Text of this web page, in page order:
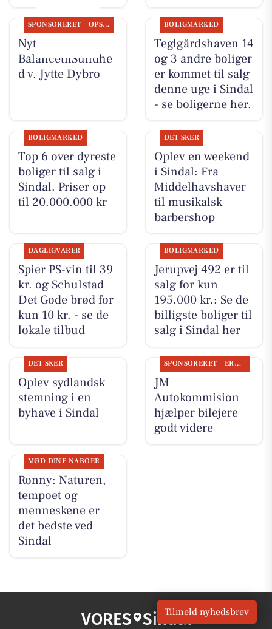
SPONSORERET OPSLAGSTAVLEN
Nyt fra
BalancetilSundhe
d v. Jytte Dybro
BOLIGMARKED
Teglgårdshaven 14
og 3 andre boliger
er kommet til salg
denne uge i Sindal
- se boligerne her.
BOLIGMARKED
Top 6 over dyreste
boliger til salg i
Sindal. Priser op
til 20.000.000 kr
DET SKER
Oplev en weekend
i Sindal: Fra
Middelhavshaver
til musikalsk
barbershop
DAGLIGVARER
Spier PS-vin til 39
kr. og Schulstad
Det Gode brød for
kun 10 kr. - se de
lokale tilbud
BOLIGMARKED
Jerupvej 492 er til
salg for kun
195.000 kr.: Se de
billigste boliger til
salg i Sindal her
DET SKER
Oplev sydlandsk
stemning i en
byhave i Sindal
SPONSORERET ERHVERV
JM
Autokommision
hjælper bilejere
godt videre
MØD DINE NABOER
Ronny: Naturen,
tempoet og
menneskene er
det bedste ved
Sindal
VORES Sindal
Tilmeld nyhedsbrev